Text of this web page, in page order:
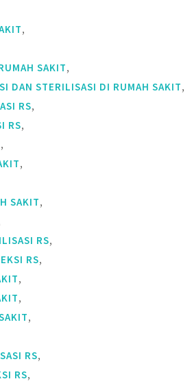
,
SAKIT,
DAN STERILISASI DI RUMAH SAKIT,
RS,
RS,
,
,
SAKIT,
RS,
RS,
,
,
,
RS,
RS,